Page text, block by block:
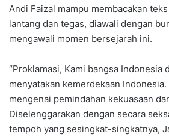
Andi Faizal mampu membacakan
lantang dan tegas, diawali dengan
mengawali momen bersejarah ini.
“Proklamasi, Kami bangsa Indonesia
menyatakan kemerdekaan
mengenai pemindahan kekuasaan
Diselenggarakan dengan secara
tempoh yang sesingkat-singkatnya,